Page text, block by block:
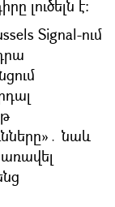
լուծելն է։
Signal-ում
նաև